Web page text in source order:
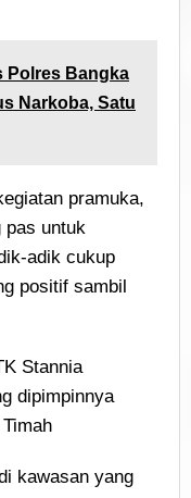
Polres Bangka
Narkoba, Satu
pramuka,
pas untuk
adik cukup
positif sambil
Stannia
dipimpinnya
kawasan yang